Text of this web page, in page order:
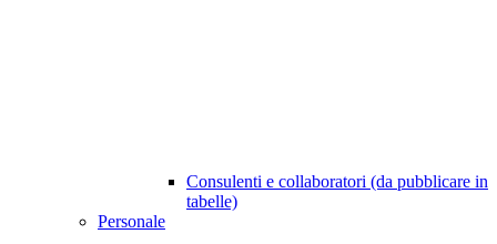
Consulenti e collaboratori (da pubblicare in
tabelle)
Personale